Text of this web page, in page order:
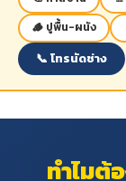
🪵 ปูพื้น-ผนัง
📞 โทรนัดช่าง
ทำไมต้